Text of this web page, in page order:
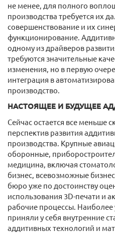
не менее, для полного
производства требуется их
совершенствование и их
функционирование.
одному из драйверов
требуются значительные
изменения, но в первую
интеграция в
производство.
НАСТОЯЩЕЕ И БУДУЩЕЕ
Сейчас остается все меньше
перспектив развития
производства. Крупные
оборонные,
медицина, включая
бизнес, всевозможные
бюро уже по достоинству
использования 3D-печати и
рабочие процессы.
приняли у себя внутренние
аддитивных технологий и